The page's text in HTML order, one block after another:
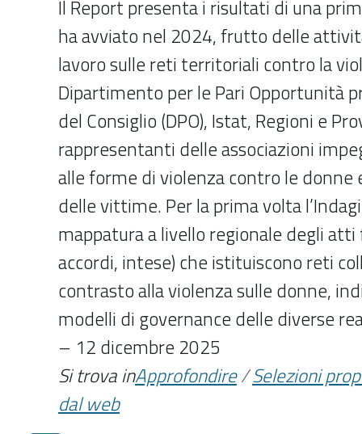
Il Report presenta i risultati di una
ha avviato nel 2024, frutto delle
lavoro sulle reti territoriali contro la
Dipartimento per le Pari Opportunità
del Consiglio (DPO), Istat, Regioni e
rappresentanti delle associazioni
alle forme di violenza contro le donne
delle vittime. Per la prima volta
mappatura a livello regionale degli
accordi, intese) che istituiscono reti
contrasto alla violenza sulle donne,
modelli di governance delle diverse
– 12 dicembre 2025
Si trova inApprofondire/Selezioni
dal web